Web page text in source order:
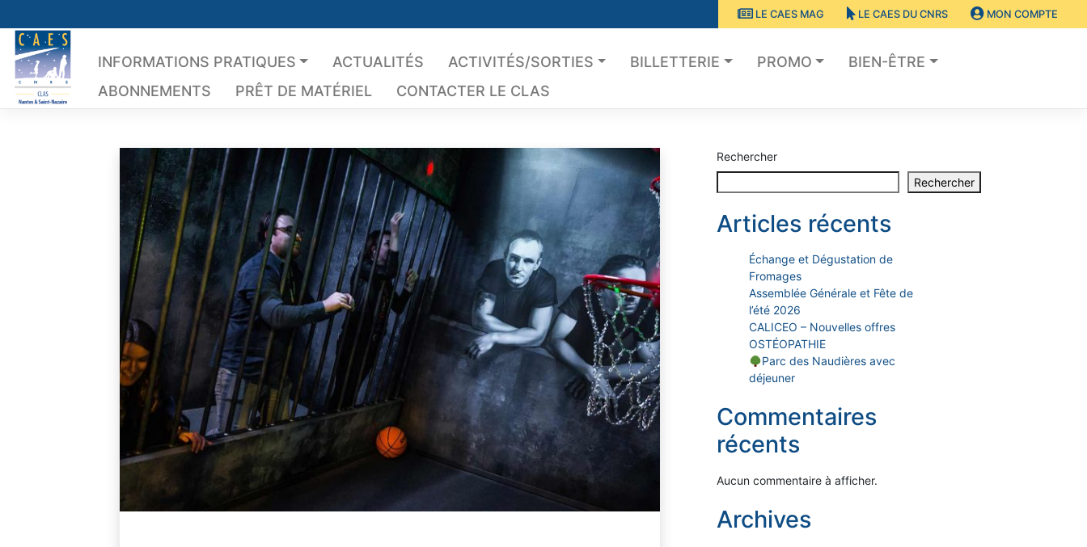
to
content
LE CAES MAG LE CAES DU CNRS MON COMPTE
INFORMATIONS PRATIQUES ACTUALITÉS ACTIVITÉS/SORTIES BILLETTERIE PROMO
BIEN-ÊTRE
ABONNEMENTS
PRÊT DE MATÉRIEL CONTACTER LE CLAS
Rechercher
Rechercher
Articles récents
Échange et Dégustation de
Fromages
Assemblée Générale et Fête de
l’été 2026
CALICEO – Nouvelles offres
OSTÉOPATHIE
Parc des Naudières avec
déjeuner
Commentaires
récents
Aucun commentaire à afficher.
Archives